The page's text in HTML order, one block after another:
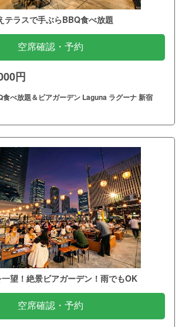
テラスで手ぶらBBQ食べ放題
空席確認・予約
円
べ放題＆ビアガーデン Laguna ラグーナ 新宿
望！絶景ビアガーデン！雨でもOK
空席確認・予約